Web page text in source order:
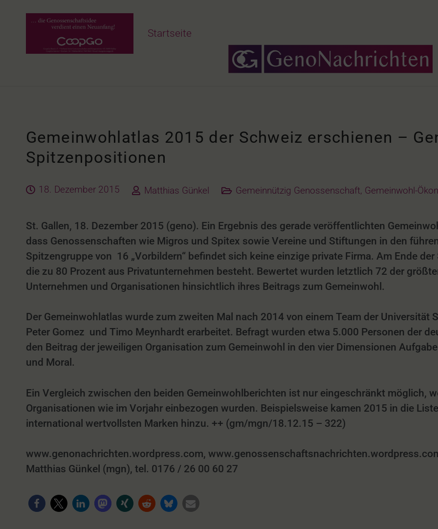
Startseite
Gemeinwohlatlas 2015 der Schweiz erschienen –
Spitzenpositionen
18. Dezember 2015 Matthias Günkel Gemeinnützig Genossenschaft, Gemeinwohl-
St. Gallen, 18. Dezember 2015 (geno). Ein Ergebnis des gerade veröffentlichten
dass Genossenschaften wie Migros und Spitex sowie Vereine und Stiftungen in den
Spitzengruppe von 16 „Vorbildern“ befindet sich keine einzige private Firma. Am Ende der
die zu 80 Prozent aus Privatunternehmen besteht. Bewertet wurden letztlich 72 der
Unternehmen und Organisationen hinsichtlich ihres Beitrags zum Gemeinwohl.
Der Gemeinwohlatlas wurde zum zweiten Mal nach 2014 von einem Team der Universität
Peter Gomez und Timo Meynhardt erarbeitet. Befragt wurden etwa 5.000 Personen der
den Beitrag der jeweiligen Organisation zum Gemeinwohl in den vier Dimensionen
und Moral.
Ein Vergleich zwischen den beiden Gemeinwohlberichten ist nur eingeschränkt möglich,
Organisationen wie im Vorjahr einbezogen wurden. Beispielsweise kamen 2015 in die
international wertvollsten Marken hinzu. ++ (gm/mgn/18.12.15 – 322)
www.genonachrichten.wordpress.com,
Matthias Günkel (mgn), tel. 0176 / 26 00 60 27